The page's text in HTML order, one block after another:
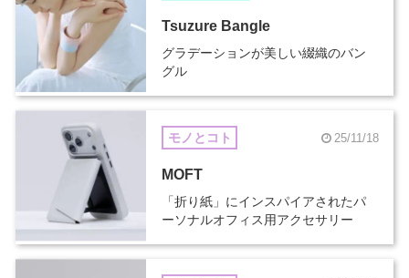
Tsuzure Bangle
グラデーションが美しい綴織のバン
グル
モノとコト 25/11/18
MOFT
「折り紙」にインスパイアされたパ
ーソナルオフィス用アクセサリー